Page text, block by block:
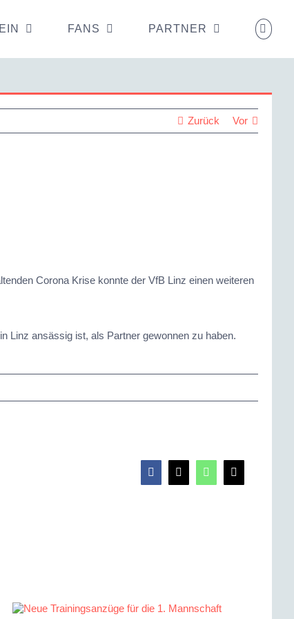
FANS PARTNER
Zurück Vor
Corona Krise konnte der VfB Linz einen weiteren
Linz ansässig ist, als Partner gewonnen zu haben.
Facebook
X WhatsApp
E-
Mail